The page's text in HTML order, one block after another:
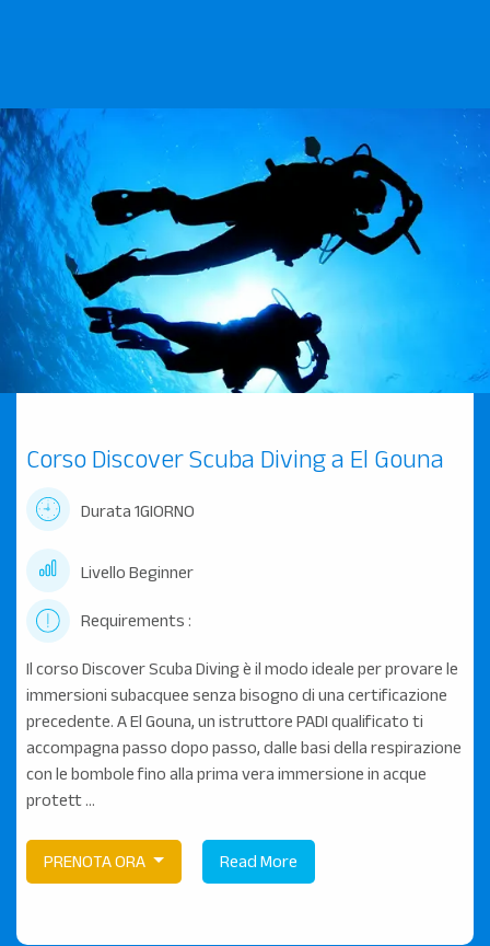
Corso Discover Scuba Diving a El Gouna
Durata 1GIORNO
Livello Beginner
Requirements :
Il corso Discover Scuba Diving è il modo ideale per provare le
immersioni subacquee senza bisogno di una certificazione
precedente. A El Gouna, un istruttore PADI qualificato ti
accompagna passo dopo passo, dalle basi della respirazione
con le bombole fino alla prima vera immersione in acque
protett ...
PRENOTA ORA Read More